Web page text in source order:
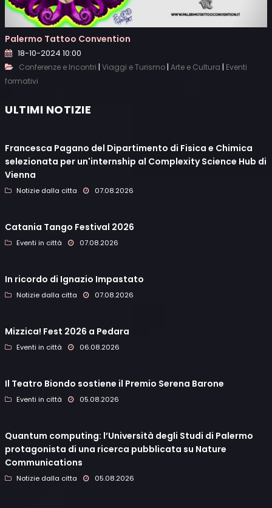
Palermo Tattoo Convention
18-10-2024 10:00
Conferenze e Incontri | Viaggi e Turismo | Arte e Cultura | Eventi
formativi
ULTIMI NOTIZIE
Francesca Pagano del Dipartimento di Fisica e Chimica
selezionata per un'internship al Complexity Science Hub di
Vienna
Notizie dalla citta 07.08.2026
Catania Tango Festival 2026
Eventi in città 07.08.2026
In ricordo di Ignazio Impastato
Notizie dalla citta 07.08.2026
Mizzica! Fest 2026 a Pedara
Eventi in città 06.08.2026
Il Teatro Biondo sostiene il Premio Serena Barone
Eventi in città 05.08.2026
Quantum computing: l’Università degli Studi di Palermo
protagonista di una ricerca pubblicata su Nature
Communications
Notizie dalla citta 05.08.2026